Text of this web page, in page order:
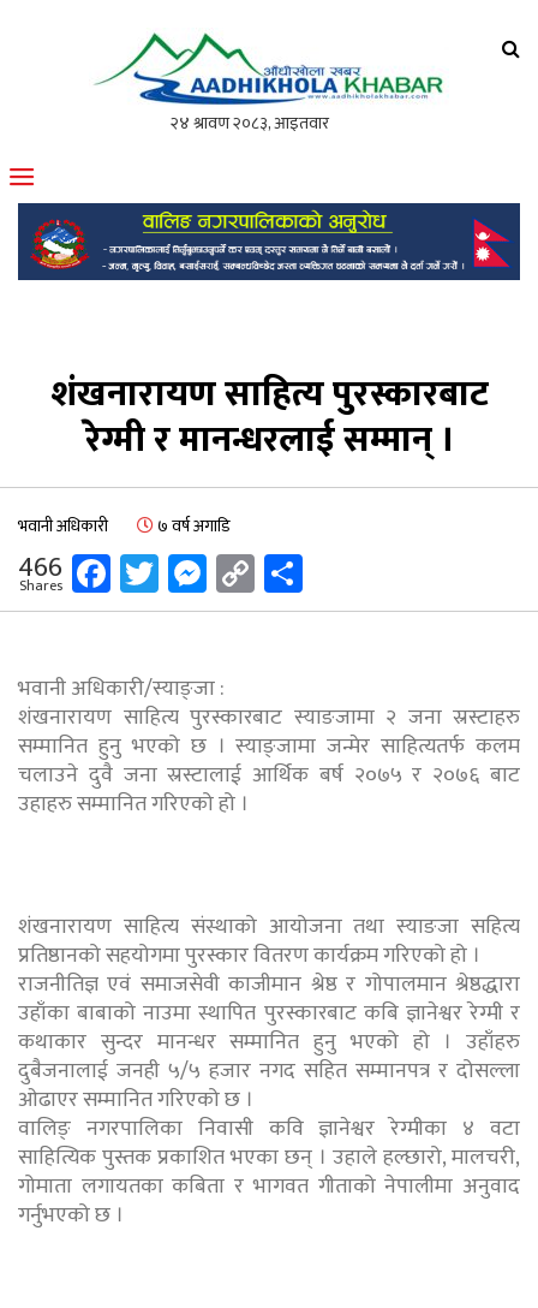
मोफसलकै लोकप्रिय अनलाइन पत्रिका
शंखनारायण साहित्य पुरस्कारबाट
रेग्मी र मानन्धरलाई सम्मान् ।
भवानी अधिकारी ७ वर्ष अगाडि
466
Shares Facebook
Twitter
Messenger
Copy
Link
भवानी अधिकारी/स्याङ्जा :
शंखनारायण साहित्य पुरस्कारबाट स्याङजामा २ जना स्रस्टाहरु
सम्मानित हुनु भएको छ । स्याङ्जामा जन्मेर साहित्यतर्फ कलम
चलाउने दुवै जना स्रस्टालाई आर्थिक बर्ष २०७५ र २०७६ बाट
उहाहरु सम्मानित गरिएको हो ।
शंखनारायण साहित्य संस्थाको आयोजना तथा स्याङजा सहित्य
प्रतिष्ठानको सहयोगमा पुरस्कार वितरण कार्यक्रम गरिएको हो ।
राजनीतिज्ञ एवं समाजसेवी काजीमान श्रेष्ठ र गोपालमान श्रेष्ठद्धारा
उहाँका बाबाको नाउमा स्थापित पुरस्कारबाट कबि ज्ञानेश्वर रेग्मी र
कथाकार सुन्दर मानन्धर सम्मानित हुनु भएको हो । उहाँहरु
दुबैजनालाई जनही ५/५ हजार नगद सहित सम्मानपत्र र दोसल्ला
ओढाएर सम्मानित गरिएको छ ।
वालिङ् नगरपालिका निवासी कवि ज्ञानेश्वर रेग्मीका ४ वटा
साहित्यिक पुस्तक प्रकाशित भएका छन् । उहाले हल्छारो, मालचरी,
गोमाता लगायतका कबिता र भागवत गीताको नेपालीमा अनुवाद
गर्नुभएको छ ।